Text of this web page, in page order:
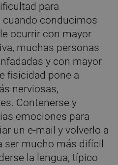
para
cuando conducimos
ocurrir con mayor
muchas personas
y con mayor
fisicidad pone a
nerviosas,
Contenerse y
emociones para
un e-mail y volverlo a
ser mucho más difícil
la lengua, típico